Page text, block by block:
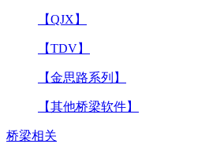
【QJX】
【TDV】
【金思路系列】
【其他桥梁软件】
桥梁相关